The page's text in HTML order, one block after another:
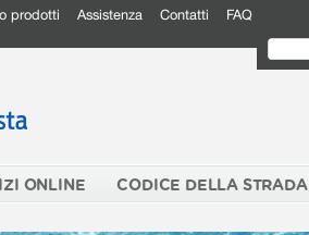
prodotti Assistenza Contatti FAQ
ONLINE CODICE DELLA STRADA